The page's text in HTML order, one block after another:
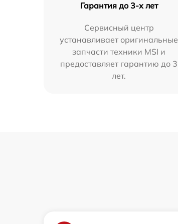
Гарантия до 3-х лет
Сервисный центр
устанавливает оригинальные
запчасти техники MSI и
предоставляет гарантию до 3
лет.